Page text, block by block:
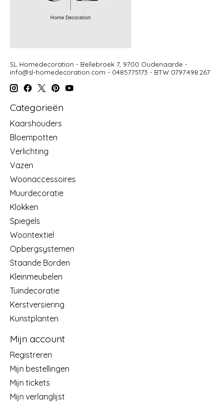
SL Homedecoration - Bellebroek 7, 9700 Oudenaarde -
info@sl-homedecoration.com - 0485775173 - BTW 0797.498.267
Categorieën
Kaarshouders
Bloempotten
Verlichting
Vazen
Woonaccessoires
Muurdecoratie
Klokken
Spiegels
Woontextiel
Opbergsystemen
Staande Borden
Kleinmeubelen
Tuindecoratie
Kerstversiering
Kunstplanten
Mijn account
Registreren
Mijn bestellingen
Mijn tickets
Mijn verlanglijst